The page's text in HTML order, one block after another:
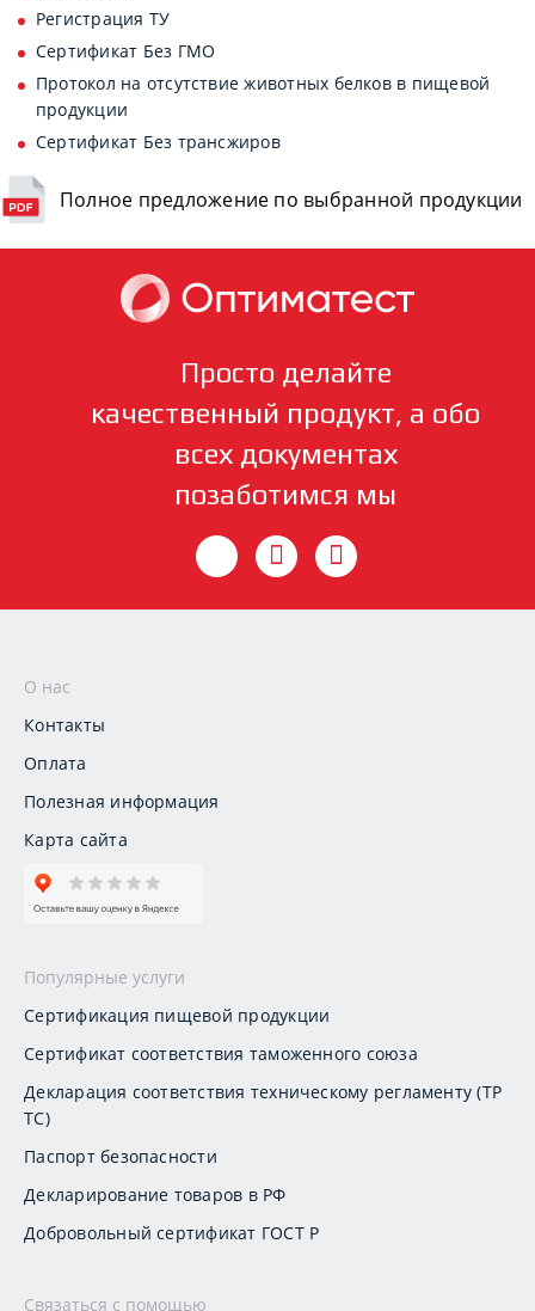
Регистрация ТУ
Сертификат Без ГМО
Протокол на отсутствие животных белков в пищевой
продукции
Сертификат Без трансжиров
Полное предложение по выбранной продукции
Просто делайте
качественный продукт, а обо
всех документах
позаботимся мы
О нас
Контакты
Оплата
Полезная информация
Карта сайта
Популярные услуги
Сертификация пищевой продукции
Сертификат соответствия таможенного союза
Декларация соответствия техническому регламенту (ТР
ТС)
Паспорт безопасности
Декларирование товаров в РФ
Добровольный сертификат ГОСТ Р
Связаться с помощью